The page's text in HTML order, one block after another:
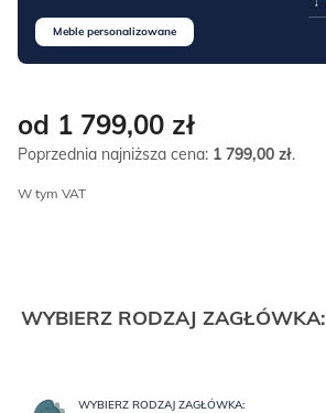
Meble personalizowane
od 1 799,00 zł
Poprzednia najniższa cena: 1 799,00 zł.
W tym VAT
WYBIERZ RODZAJ ZAGŁÓWKA:
WYBIERZ RODZAJ ZAGŁÓWKA: